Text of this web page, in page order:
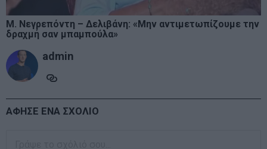
Μ. Νεγρεπόντη – Δελιβάνη: «Μην αντιμετωπίζουμε την
δραχμή σαν μπαμπούλα»
admin
ΑΦΗΣΕ ΕΝΑ ΣΧΟΛΙΟ